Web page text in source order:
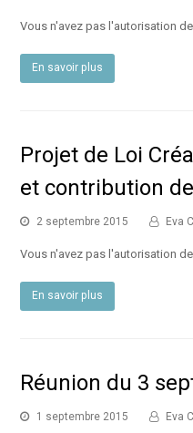
Vous n'avez pas l'autorisation
En savoir plus
Projet de Loi
et contribution de
2 septembre 2015 Eva
Vous n'avez pas l'autorisation
En savoir plus
Réunion du 3
1 septembre 2015 Eva